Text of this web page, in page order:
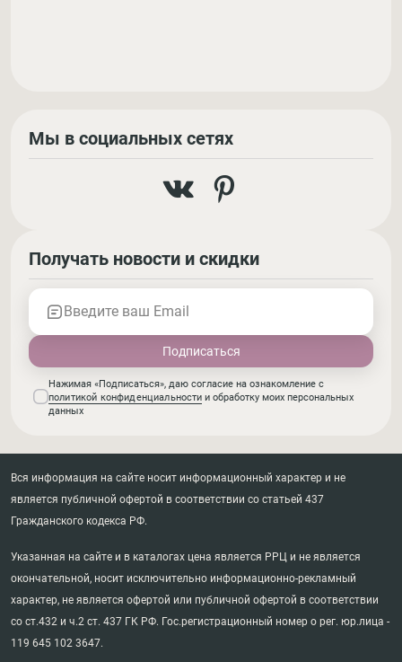
Мы в социальных сетях
Получать новости и скидки
Введите ваш Email
Нажимая «Подписаться», даю согласие на ознакомление с
политикой конфиденциальности и обработку моих персональных
данных
Вся информация на сайте носит информационный характер и не
является публичной офертой в соответствии со статьей 437
Гражданского кодекса РФ.
Указанная на сайте и в каталогах цена является РРЦ и не является
окончательной, носит исключительно информационно-рекламный
характер, не является офертой или публичной офертой в соответствии
со ст.432 и ч.2 ст. 437 ГК РФ. Гос.регистрационный номер о рег. юр.лица -
119 645 102 3647.